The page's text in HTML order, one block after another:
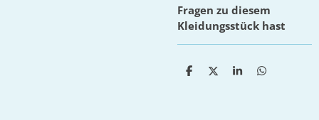
Fragen zu diesem
Kleidungsstück hast
T
T
T
T